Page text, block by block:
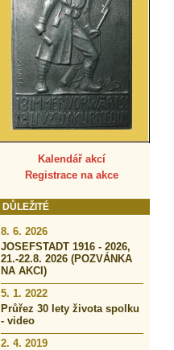
Kalendář akcí
Registrace na akce
DŮLEŽITÉ
8. 6. 2026
JOSEFSTADT 1916 - 2026,
21.-22.8. 2026 (POZVÁNKA
NA AKCI)
5. 1. 2022
Průřez 30 lety života spolku
- video
2. 4. 2019